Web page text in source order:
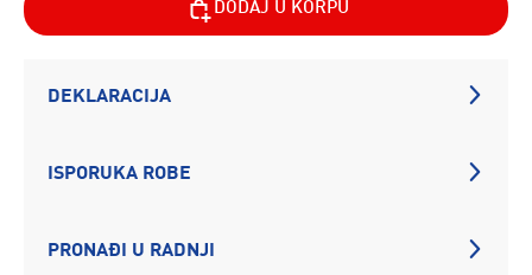
DODAJ U KORPU
DEKLARACIJA
ISPORUKA ROBE
PRONAĐI U RADNJI